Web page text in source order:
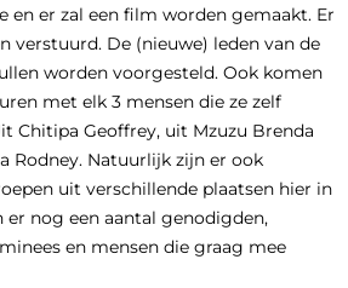
en er zal een film worden gemaakt. Er
verstuurd. De (nieuwe) leden van de
worden voorgesteld. Ook komen
met elk 3 mensen die ze zelf
Chitipa Geoffrey, uit Mzuzu Brenda
Rodney. Natuurlijk zijn er ook
uit verschillende plaatsen hier in
er nog een aantal genodigden,
en mensen die graag mee